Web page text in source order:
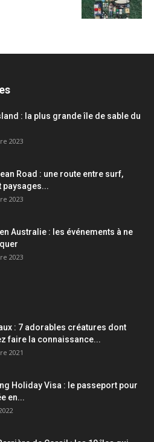
: la plus grande île de sable du
2023
Road : une route entre surf,
paysages...
2023
Australie : les événements à ne
2023
: 7 adorables créatures dont
faire la connaissance...
2021
Holiday Visa : le passeport pour
en...